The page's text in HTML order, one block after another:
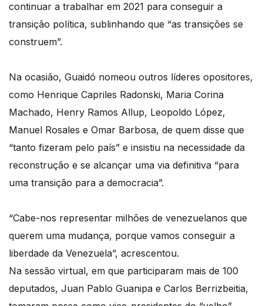
continuar a trabalhar em 2021 para conseguir a
transição política, sublinhando que “as transições se
construem”.
Na ocasião, Guaidó nomeou outros líderes opositores,
como Henrique Capriles Radonski, Maria Corina
Machado, Henry Ramos Allup, Leopoldo López,
Manuel Rosales e Omar Barbosa, de quem disse que
“tanto fizeram pelo país” e insistiu na necessidade da
reconstrução e se alcançar uma via definitiva “para
uma transição para a democracia”.
“Cabe-nos representar milhões de venezuelanos que
querem uma mudança, porque vamos conseguir a
liberdade da Venezuela”, acrescentou.
Na sessão virtual, em que participaram mais de 100
deputados, Juan Pablo Guanipa e Carlos Berrizbeitia,